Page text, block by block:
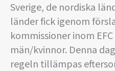
Sverige, de nordiska
länder fick igenom
kommissioner inom
män/kvinnor. Denna
regeln tillämpas